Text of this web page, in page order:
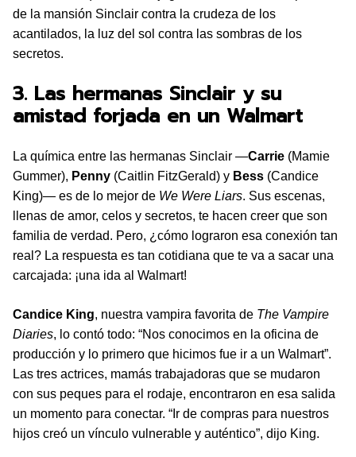
de la mansión Sinclair contra la crudeza de los
acantilados, la luz del sol contra las sombras de los
secretos.
3. Las hermanas Sinclair y su
amistad forjada en un Walmart
La química entre las hermanas Sinclair —Carrie (Mamie
Gummer), Penny (Caitlin FitzGerald) y Bess (Candice
King)— es de lo mejor de We Were Liars. Sus escenas,
llenas de amor, celos y secretos, te hacen creer que son
familia de verdad. Pero, ¿cómo lograron esa conexión tan
real? La respuesta es tan cotidiana que te va a sacar una
carcajada: ¡una ida al Walmart!
Candice King, nuestra vampira favorita de The Vampire
Diaries, lo contó todo: “Nos conocimos en la oficina de
producción y lo primero que hicimos fue ir a un Walmart”.
Las tres actrices, mamás trabajadoras que se mudaron
con sus peques para el rodaje, encontraron en esa salida
un momento para conectar. “Ir de compras para nuestros
hijos creó un vínculo vulnerable y auténtico”, dijo King.